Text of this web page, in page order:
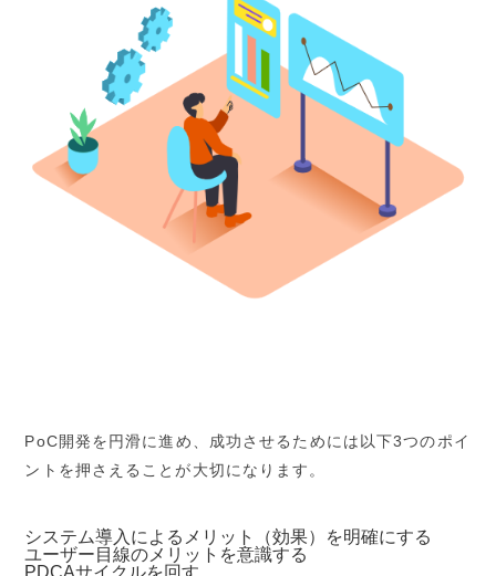
PoC開発を円滑に進め、成功させるためには以下3つのポイ
ントを押さえることが大切になります。
システム導入によるメリット（効果）を明確にする
ユーザー目線のメリットを意識する